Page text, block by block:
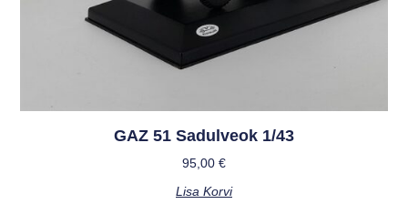
GAZ 51 Sadulveok 1/43
95,00 €
Lisa Korvi